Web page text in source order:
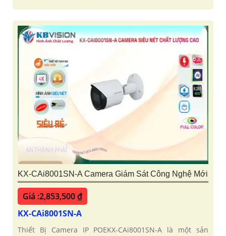
KX-CAi8001SN-A Camera Giám Sát Công Nghệ Mới
Giá :2,853,500 ₫
KX-CAi8001SN-A
Thiết Bị Camera IP POEKX-CAi8001SN-A là một sản